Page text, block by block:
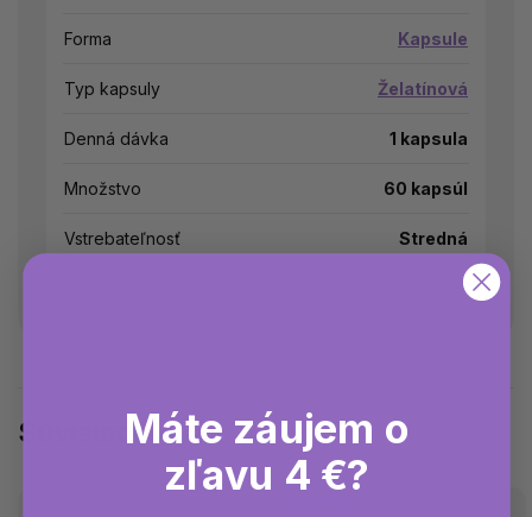
Forma Kapsule
Typ kapsuly Želatínová
Denná dávka 1 kapsula
Množstvo 60 kapsúl
Vstrebateľnosť Stredná
Súvisiaci tovarMáte záujem o
zľavu 4 €?